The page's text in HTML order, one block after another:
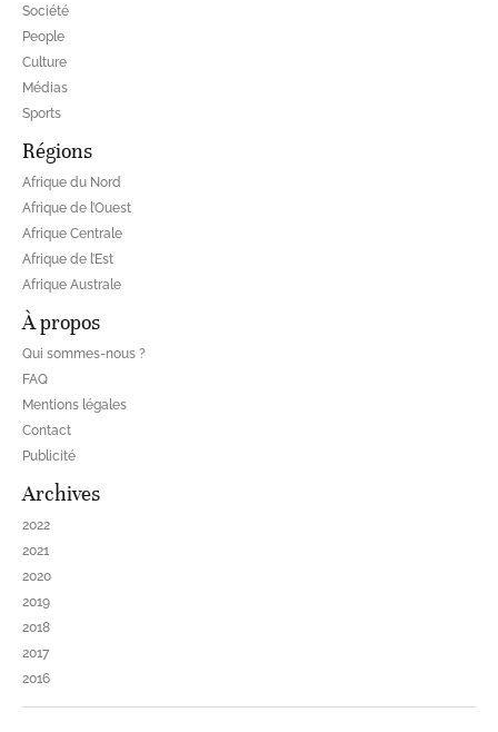
Société
People
Culture
Médias
Sports
Régions
Afrique du Nord
Afrique de l’Ouest
Afrique Centrale
Afrique de l’Est
Afrique Australe
À propos
Qui sommes-nous ?
FAQ
Mentions légales
Contact
Publicité
Archives
2022
2021
2020
2019
2018
2017
2016